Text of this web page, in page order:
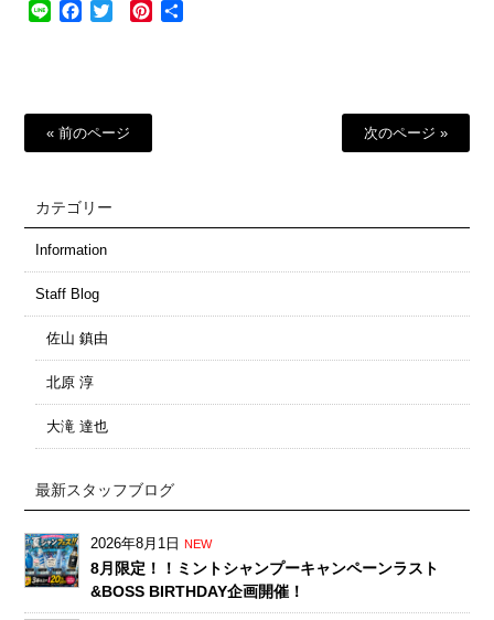
Line Facebook
Twitter Pinterest
« 前のページ 次のページ »
カテゴリー
Information
Staff Blog
佐山 鎮由
北原 淳
大滝 達也
最新スタッフブログ
2026年8月1日 NEW
8月限定！！ミントシャンプーキャンペーンラスト
&BOSS BIRTHDAY企画開催！